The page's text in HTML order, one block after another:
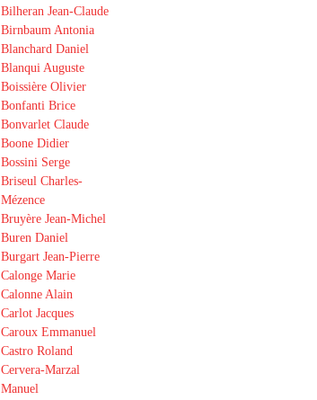
Bilheran Jean-Claude
Birnbaum Antonia
Blanchard Daniel
Blanqui Auguste
Boissière Olivier
Bonfanti Brice
Bonvarlet Claude
Boone Didier
Bossini Serge
Briseul Charles-
Mézence
Bruyère Jean-Michel
Buren Daniel
Burgart Jean-Pierre
Calonge Marie
Calonne Alain
Carlot Jacques
Caroux Emmanuel
Castro Roland
Cervera-Marzal
Manuel